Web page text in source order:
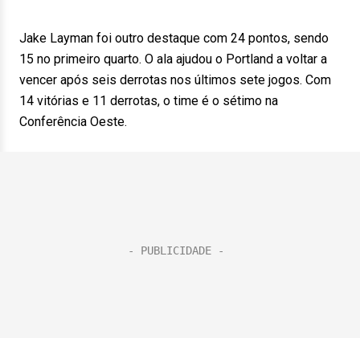
Jake Layman foi outro destaque com 24 pontos, sendo
15 no primeiro quarto. O ala ajudou o Portland a voltar a
vencer após seis derrotas nos últimos sete jogos. Com
14 vitórias e 11 derrotas, o time é o sétimo na
Conferência Oeste.